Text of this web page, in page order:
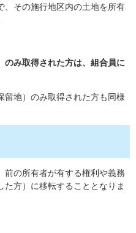
、その施行地区内の土地を所有
のみ取得された方は、組合員に
留地）のみ取得された方も同様
前の所有者が有する権利や義務
方）に移転することとなりま